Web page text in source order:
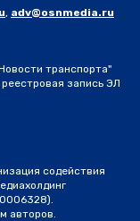
, adv@osnmedia.ru
транспорта"
запись ЭЛ
содействия
авторов.